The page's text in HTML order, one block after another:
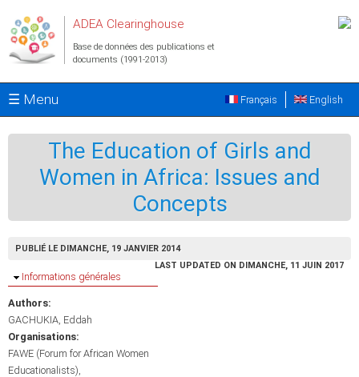
ADEA Clearinghouse
Base de données des publications et
documents (1991-2013)
☰ Menu English
Français
The Education of Girls and
Women in Africa: Issues and
Concepts
PUBLIÉ LE DIMANCHE, 19 JANVIER 2014
LAST UPDATED ON DIMANCHE, 11 JUIN 2017
Masquer
Informations générales
Authors:
GACHUKIA, Eddah
Organisations:
FAWE (Forum for African Women
Educationalists)